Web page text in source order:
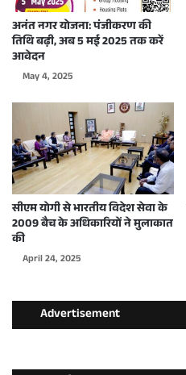
अनंत नगर योजना: पंजीकरण की
तिथि बढ़ी, अब 5 मई 2025 तक करें
आवेदन
May 4, 2025
सीएम योगी से भारतीय विदेश सेवा के
2009 बैच के अधिकारियों ने मुलाकात
की
April 24, 2025
Advertisement